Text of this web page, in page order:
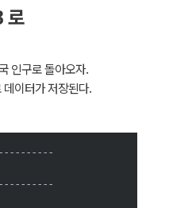
로
인구로 돌아오자.
이터가 저장된다.